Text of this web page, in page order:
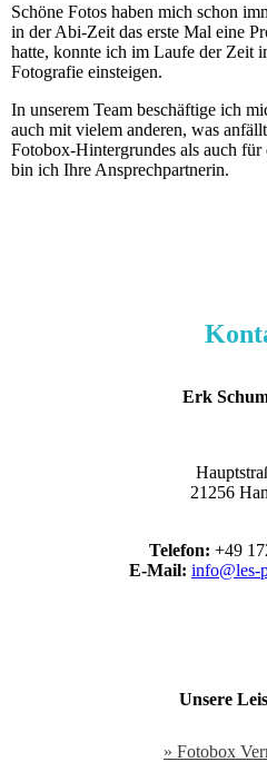
Schöne Fotos haben mich schon
in der Abi-Zeit das erste Mal eine
hatte, konnte ich im Laufe der Zeit
Fotografie einsteigen.
In unserem Team beschäftige ich
auch mit vielem anderen, was
Fotobox-Hintergrundes als auch für
bin ich Ihre Ansprechpartnerin.
Erk
21256
Telefon: +49
E-Mail: info@les-
Unsere
» Fotobox